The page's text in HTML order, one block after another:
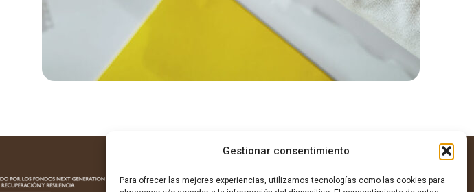
Gestionar consentimiento
Para ofrecer las mejores experiencias, utilizamos tecnologías como las cookies para